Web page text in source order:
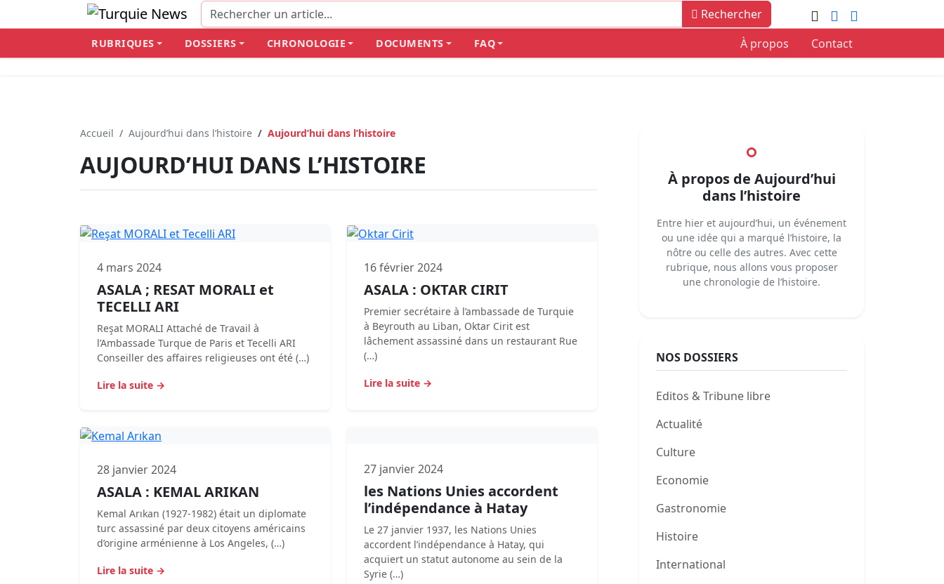
Rechercher
RUBRIQUES DOSSIERS CHRONOLOGIE DOCUMENTS FAQ À propos Contact
Accueil Aujourd’hui dans l’histoire Aujourd’hui dans l’histoire
AUJOURD’HUI DANS L’HISTOIRE
4 mars 2024
ASALA ; RESAT MORALI et
TECELLI ARI
Reşat MORALI Attaché de Travail à
l’Ambassade Turque de Paris et Tecelli ARI
Conseiller des affaires religieuses ont été (…)
Lire la suite →
16 février 2024
ASALA : OKTAR CIRIT
Premier secrétaire à l’ambassade de Turquie
à Beyrouth au Liban, Oktar Cirit est
lâchement assassiné dans un restaurant Rue
(…)
Lire la suite →
28 janvier 2024
ASALA : KEMAL ARIKAN
Kemal Arıkan (1927-1982) était un diplomate
turc assassiné par deux citoyens américains
d’origine arménienne à Los Angeles, (…)
Lire la suite →
27 janvier 2024
les Nations Unies accordent
l’indépendance à Hatay
Le 27 janvier 1937, les Nations Unies
accordent l’indépendance à Hatay, qui
acquiert un statut autonome au sein de la
Syrie (…)
À propos de Aujourd’hui
dans l’histoire
Entre hier et aujourd’hui, un événement
ou une idée qui a marqué l’histoire, la
nôtre ou celle des autres. Avec cette
rubrique, nous allons vous proposer
une chronologie de l’histoire.
NOS DOSSIERS
Editos & Tribune libre
Actualité
Culture
Economie
Gastronomie
Histoire
International